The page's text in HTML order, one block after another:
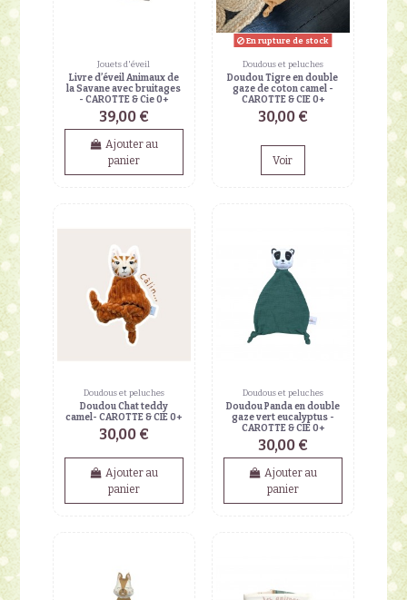
Jouets d'éveil
Livre d’éveil Animaux de
la Savane avec bruitages
- CAROTTE & Cie 0+
39,00 €
Ajouter au
panier
En rupture de stock
Doudous et peluches
Doudou Tigre en double
gaze de coton camel -
CAROTTE & CIE 0+
30,00 €
Voir
Doudous et peluches
Doudou Chat teddy
camel- CAROTTE & CIE 0+
30,00 €
Ajouter au
panier
Doudous et peluches
Doudou Panda en double
gaze vert eucalyptus -
CAROTTE & CIE 0+
30,00 €
Ajouter au
panier